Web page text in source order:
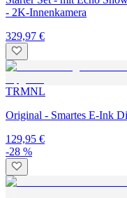
- 2K-Innenkamera
329,97 €
TRMNL
Original - Smartes E-Ink
129,95 €
-28 %